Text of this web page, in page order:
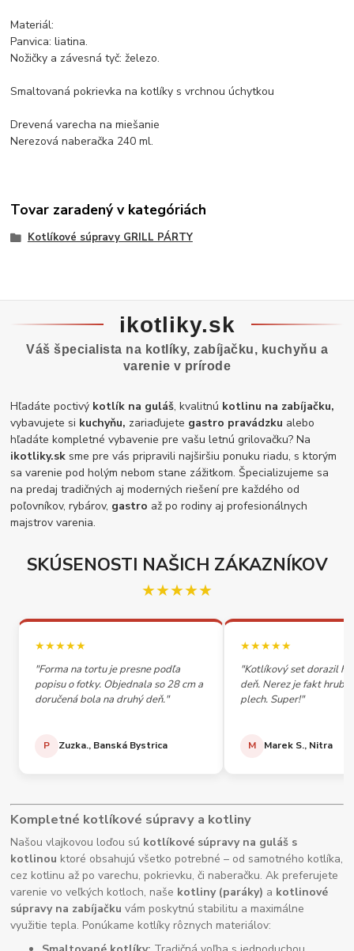
Materiál:
Panvica: liatina.
Nožičky a závesná tyč: železo.
Smaltovaná pokrievka na kotlíky s vrchnou úchytkou
Drevená varecha na miešanie
Nerezová naberačka 240 ml.
Tovar zaradený v kategóriách
Kotlíkové súpravy GRILL PÁRTY
ikotliky.sk
Váš špecialista na kotlíky, zabíjačku, kuchyňu a
varenie v prírode
Hľadáte poctivý kotlík na guláš, kvalitnú kotlinu na zabíjačku,
vybavujete si kuchyňu, zariaďujete gastro pravádzku alebo
hľadáte kompletné vybavenie pre vašu letnú grilovačku? Na
ikotliky.sk sme pre vás pripravili najširšiu ponuku riadu, s ktorým
sa varenie pod holým nebom stane zážitkom. Špecializujeme sa
na predaj tradičných aj moderných riešení pre každého od
poľovníkov, rybárov, gastro až po rodiny aj profesionálnych
majstrov varenia.
SKÚSENOSTI NAŠICH ZÁKAZNÍKOV
★★★★★
★★★★★
"Forma na tortu je presne podľa
popisu o fotky. Objednala so 28 cm a
doručená bola na druhý deň."
P Zuzka., Banská Bystrica
★★★★★
"Kotlíkový set dorazil
deň. Nerez je fakt
plech. Super!"
M Marek S., Nitra
Kompletné kotlíkové súpravy a kotliny
Našou vlajkovou loďou sú kotlíkové súpravy na guláš s
kotlinou ktoré obsahujú všetko potrebné – od samotného kotlíka,
cez kotlinu až po varechu, pokrievku, či naberačku. Ak preferujete
varenie vo veľkých kotloch, naše kotliny (paráky) a kotlinové
súpravy na zabíjačku vám poskytnú stabilitu a maximálne
využitie tepla. Ponúkame kotlíky rôznych materiálov: